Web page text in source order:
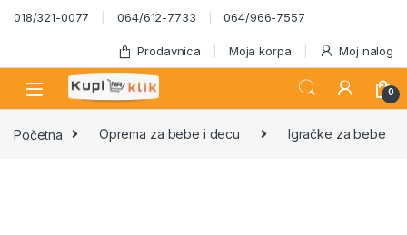
Skip to navigation
Skip to content
018/321-0077 064/612-7733 064/966-7557
Prodavnica Moja korpa Moj nalog
0
Početna Oprema za bebe i decu Igračke za bebe